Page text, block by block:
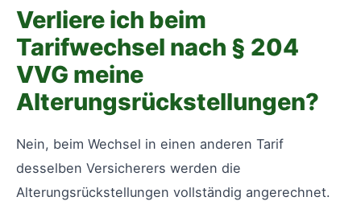
Verliere ich beim
Tarifwechsel nach § 204
VVG meine
Alterungsrückstellungen?
Nein, beim Wechsel in einen anderen Tarif
desselben Versicherers werden die
Alterungsrückstellungen vollständig angerechnet.